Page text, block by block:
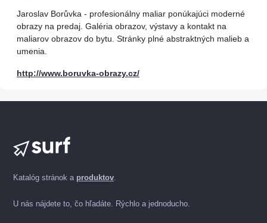
Jaroslav Borůvka - profesionálny maliar ponúkajúci moderné
obrazy na predaj. Galéria obrazov, výstavy a kontakt na
maliarov obrazov do bytu. Stránky plné abstraktných malieb a
umenia.
http://www.boruvka-obrazy.cz/
Katalóg stránok a produktov.
U nás nájdete to, čo hľadáte. Rýchlo a jednoducho.